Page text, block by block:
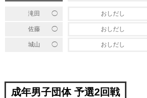
滝田 ◯ おしだし
佐藤 ◯ おしだし
城山 ◯ おしだし
成年男子団体 予選2回戦